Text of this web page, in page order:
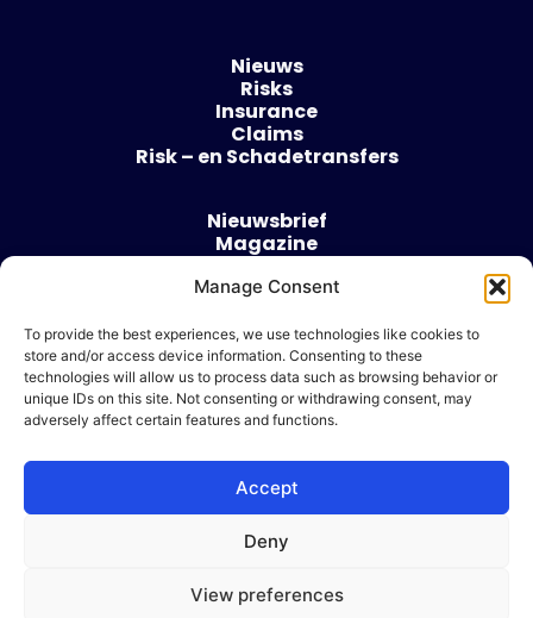
Manage Consent
To provide the best experiences, we use technologies like cookies to
store and/or access device information. Consenting to these
technologies will allow us to process data such as browsing behavior or
unique IDs on this site. Not consenting or withdrawing consent, may
adversely affect certain features and functions.
Accept
Deny
View preferences
Nieuws
Risks
Insurance
Claims
Risk – en Schadetransfers
Nieuwsbrief
Magazine
Over
Algemene voorwaarden
Cookie beleid
Ik wil adverteren
© 2026 Risk & Business
| Design & Development door